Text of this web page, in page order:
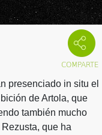
presenciado in situ el
de Artola, que
también mucho
que ha